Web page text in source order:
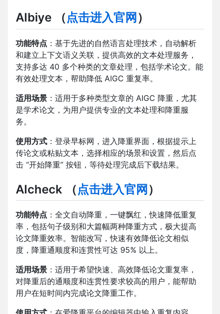
AIbiye （点击进入官网 ）
功能特点 ：基于先进的自然语言处理技术，自动解析
和建立上下文语义关联，提供高效的文本处理服务，
支持多达 40 多个种类的文章处理，包括学术论文。能
有效处理文本，帮助降低 AIGC 重复率。
适用场景 ：适用于多种类型文章的 AIGC 降重，尤其
是学术论文，为用户提供专业的文本处理和降重服
务。
使用方式 ：登录早标网，进入降重界面，根据提示上
传论文或粘贴文本，选择相应的场景和设置，然后点
击 “开始降重” 按钮，等待处理完成后下载结果。
AIcheck （点击进入官网）
功能特点 ：全文自动降重，一键飘红，快速降低重复
率，包括句子级别和大篇幅两种降重方式，极大提高
论文降重效率。智能改写，快速有效降低论文相似
度，降重通顺度和连贯性可达 95% 以上。
适用场景 ：适用于希望快速、高效降低论文重复率，
对降重后的通顺度和连贯性要求较高的用户，能帮助
用户在短时间内完成论文降重工作。